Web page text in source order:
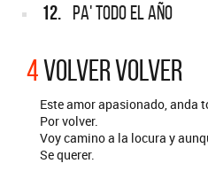
12. PA' TODO EL AÑO
4VOLVER VOLVER
Este amor apasionado, anda
Por volver.
Voy camino a la locura y
Se querer.